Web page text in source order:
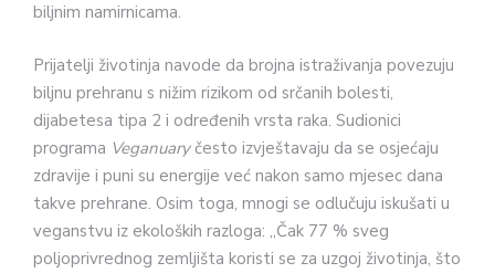
biljnim namirnicama.
Prijatelji životinja navode da brojna istraživanja povezuju
biljnu prehranu s nižim rizikom od srčanih bolesti,
dijabetesa tipa 2 i određenih vrsta raka. Sudionici
programa Veganuaryčesto izvještavaju da se osjećaju
zdravije i puni su energije već nakon samo mjesec dana
takve prehrane. Osim toga, mnogi se odlučuju iskušati u
veganstvu iz ekoloških razloga: „Čak 77 % sveg
poljoprivrednog zemljišta koristi se za uzgoj životinja, što